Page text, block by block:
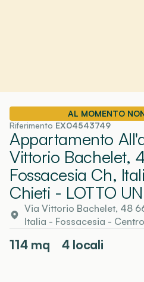
AL MOMENTO
Riferimento EX04543749
Appartamento
Vittorio Bachelet,
Fossacesia Ch,
Chieti - LOTTO
Via Vittorio Bachelet, 48
Italia - Fossacesia - Centro
114mq
4 locali